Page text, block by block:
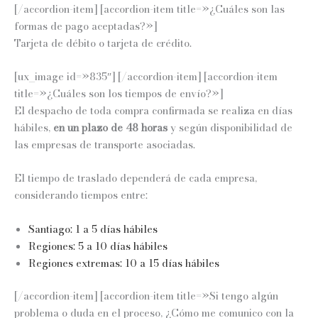
[/accordion-item] [accordion-item title=»¿Cuáles son las
formas de pago aceptadas?»]
Tarjeta de débito o tarjeta de crédito.
[ux_image id=»835″] [/accordion-item] [accordion-item
title=»¿Cuáles son los tiempos de envío?»]
El despacho de toda compra confirmada se realiza en días
hábiles, en un plazo de 48 horasy según disponibilidad de
las empresas de transporte asociadas.
El tiempo de traslado dependerá de cada empresa,
considerando tiempos entre:
Santiago: 1 a 5 días hábiles
Regiones: 5 a 10 días hábiles
Regiones extremas: 10 a 15 días hábiles
[/accordion-item] [accordion-item title=»Si tengo algún
problema o duda en el proceso, ¿Cómo me comunico con la